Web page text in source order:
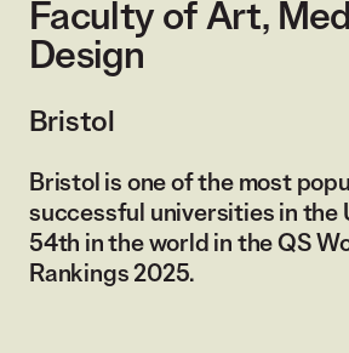
Faculty of Art,
Design
Bristol
Bristol is one of the most
successful universities in the
54th in the world in the QS
Rankings 2025.